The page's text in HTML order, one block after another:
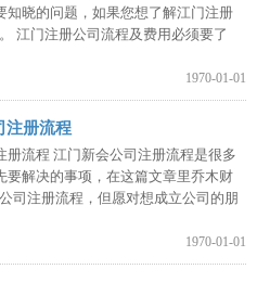
知晓的问题，如果您想了解江门注册
江门注册公司流程及费用必须要了
1970-01-01
注册流程
册流程 江门新会公司注册流程是很多
要解决的事项，在这篇文章里乔木财
司注册流程，但愿对想成立公司的朋
1970-01-01